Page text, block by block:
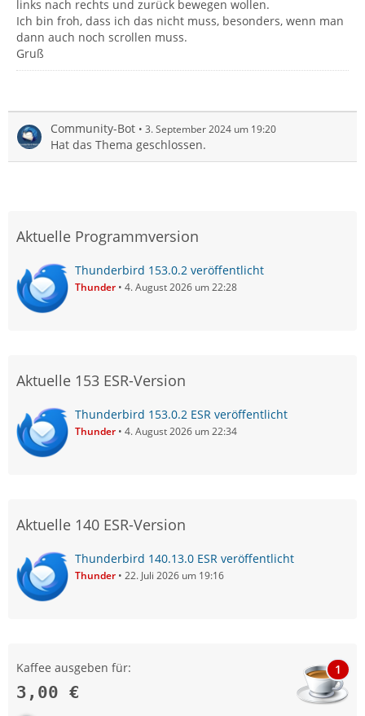
links nach rechts und zurück bewegen wollen.
Ich bin froh, dass ich das nicht muss, besonders, wenn man
dann auch noch scrollen muss.
Gruß
Community-Bot 3. September 2024 um 19:20
Hat das Thema geschlossen.
Aktuelle Programmversion
Thunderbird 153.0.2 veröffentlicht
Thunder 4. August 2026 um 22:28
Aktuelle 153 ESR-Version
Thunderbird 153.0.2 ESR veröffentlicht
Thunder 4. August 2026 um 22:34
Aktuelle 140 ESR-Version
Thunderbird 140.13.0 ESR veröffentlicht
Thunder 22. Juli 2026 um 19:16
Kaffee ausgeben für:
3,00 €
1